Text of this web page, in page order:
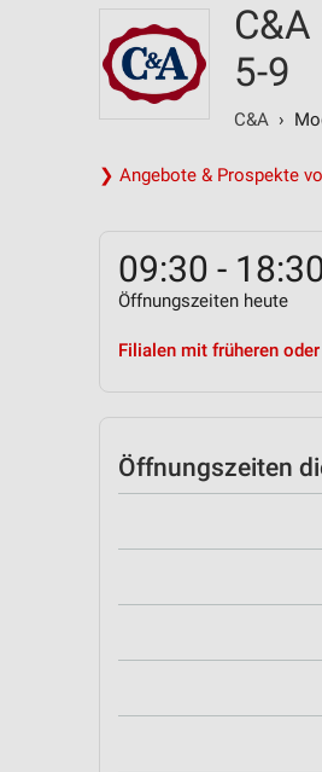
5-9
C&A ›
❯ Angebote & Prospekte
09:30 -
Öffnungszeiten heute
Filialen mit früheren
Öffnungszeiten